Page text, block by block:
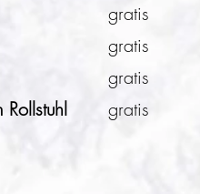
gratis
gratis
gratis
gratis